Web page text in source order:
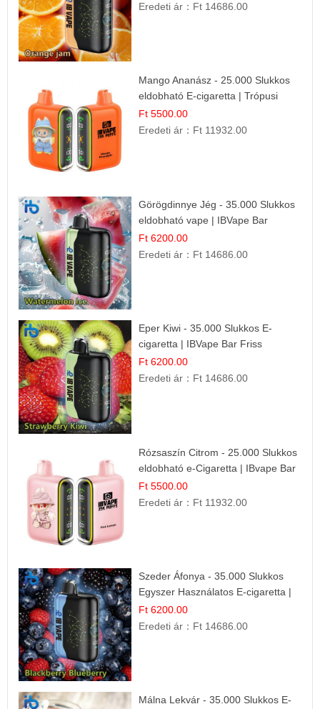
Eredeti ár： Ft 14686.00
Mango Ananász - 25.000 Slukkos
eldobható E-cigaretta | Trópusi
Ízélmény
Ft 5500.00
Eredeti ár： Ft 11932.00
Görögdinnye Jég - 35.000 Slukkos
eldobható vape | IBVape Bar
Frissítő Nyári Íz
Ft 6200.00
Eredeti ár： Ft 14686.00
Eper Kiwi - 35.000 Slukkos E-
cigaretta | IBVape Bar Friss
Gyümölcs Ízek
Ft 6200.00
Eredeti ár： Ft 14686.00
Rózsaszín Citrom - 25.000 Slukkos
eldobható e-Cigaretta | IBvape Bar
Ft 5500.00
Eredeti ár： Ft 11932.00
Szeder Áfonya - 35.000 Slukkos
Egyszer Használatos E-cigaretta |
Prémium Ízélmény
Ft 6200.00
Eredeti ár： Ft 14686.00
Málna Lekvár - 35.000 Slukkos E-